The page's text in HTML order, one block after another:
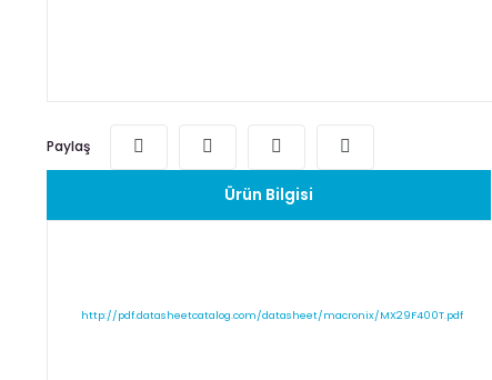
Paylaş
Ürün Bilgisi
http://pdf.datasheetcatalog.com/datasheet/macronix/MX29F400T.pdf